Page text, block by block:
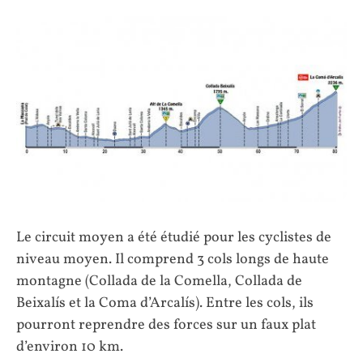
Le circuit moyen a été étudié pour les cyclistes de
niveau moyen. Il comprend 3 cols longs de haute
montagne (Collada de la Comella, Collada de
Beixalís et la Coma d’Arcalís). Entre les cols, ils
pourront reprendre des forces sur un faux plat
d’environ 10 km.